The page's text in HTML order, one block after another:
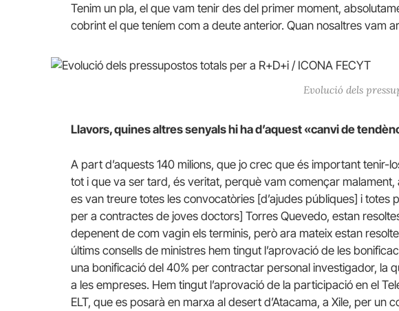
Tenim un pla, el que vam tenir des del primer moment,
cobrint el que teníem com a deute anterior. Quan nosaltres vam
Evolució dels
Llavors, quines altres senyals hi ha d’aquest «canvi de
A part d’aquests 140 milions, que jo crec que és important tenir-
tot i que va ser tard, és veritat, perquè vam començar malament,
es van treure totes les convocatòries [d’ajudes públiques] i totes
per a contractes de joves doctors] Torres Quevedo, estan
depenent de com vagin els terminis, però ara mateix estan
últims consells de ministres hem tingut l’aprovació de les
una bonificació del 40% per contractar personal investigador, la
a les empreses. Hem tingut l’aprovació de la participació en el
ELT, que es posarà en marxa al desert d’Atacama, a Xile, per un